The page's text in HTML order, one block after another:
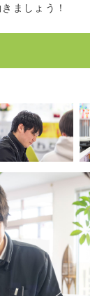
ましょう！